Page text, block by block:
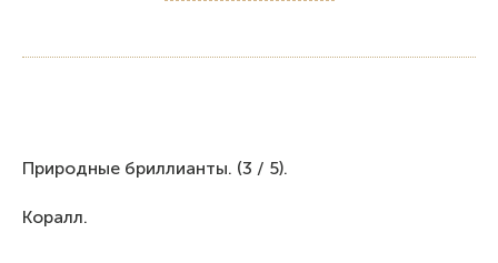
Природные бриллианты. (3 / 5).
Коралл.